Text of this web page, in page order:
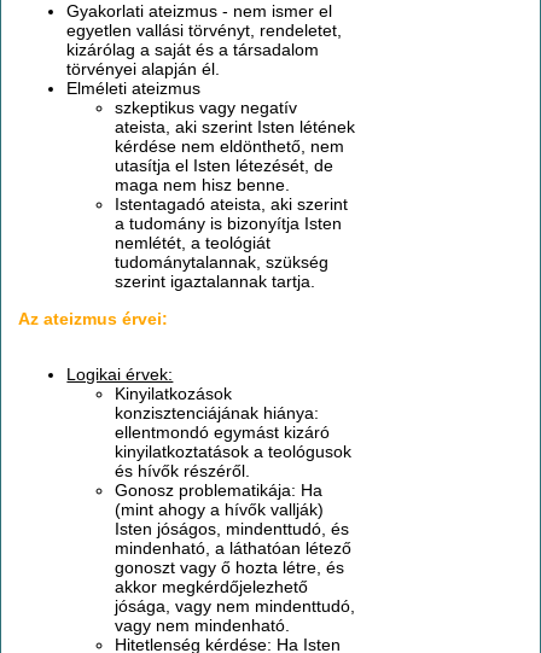
Gyakorlati ateizmus - nem ismer el
egyetlen vallási törvényt, rendeletet,
kizárólag a saját és a társadalom
törvényei alapján él.
Elméleti ateizmus
szkeptikus vagy negatív
ateista, aki szerint Isten létének
kérdése nem eldönthető, nem
utasítja el Isten létezését, de
maga nem hisz benne.
Istentagadó ateista, aki szerint
a tudomány is bizonyítja Isten
nemlétét, a teológiát
tudománytalannak, szükség
szerint igaztalannak tartja.
Az ateizmus érvei:
Logikai érvek:
Kinyilatkozások
konzisztenciájának hiánya:
ellentmondó egymást kizáró
kinyilatkoztatások a teológusok
és hívők részéről.
Gonosz problematikája: Ha
(mint ahogy a hívők vallják)
Isten jóságos, mindenttudó, és
mindenható, a láthatóan létező
gonoszt vagy ő hozta létre, és
akkor megkérdőjelezhető
jósága, vagy nem mindenttudó,
vagy nem mindenható.
Hitetlenség kérdése: Ha Isten